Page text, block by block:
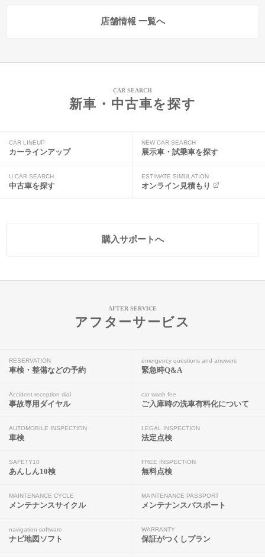
店舗情報 一覧へ
CAR SEARCH
新車・中古車を探す
CAR LINEUP
カーラインアップ
NEW CAR SEARCH
展示車・試乗車を探す
U CAR SEARCH
中古車を探す
ESTIMATE SIMULATION
オンライン見積もり
購入サポートへ
AFTER SERVICE
アフターサービス
RESERVATION
車検・整備などの予約
emergency questions and answers
緊急時Q&A
Accident reception dial
事故専用ダイヤル
car wash fee
ご入庫時の洗車有料化について
AUTOMOBILE INSPECTION
車検
LEGAL INSPECTION
法定点検
SAFETY10
あんしん10検
FREE INSPECTION
無料点検
MAINTENANCE CYCLE
メンテナンスサイクル
MAINTENANCE PASSPORT
メンテナンスパスポート
navigation software
ナビ地図ソフト
WARRANTY
保証がつくしプラン